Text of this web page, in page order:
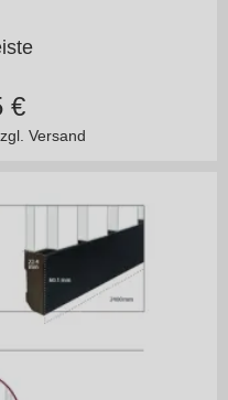
Versand
€